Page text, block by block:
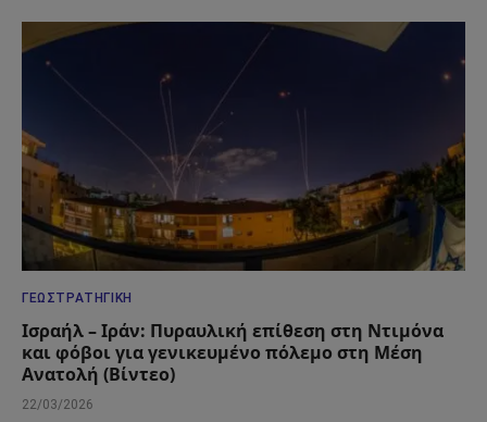
ΓΕΩΣΤΡΑΤΗΓΙΚΉ
Ισραήλ – Ιράν: Πυραυλική επίθεση στη Ντιμόνα
και φόβοι για γενικευμένο πόλεμο στη Μέση
Ανατολή (Βίντεο)
22/03/2026